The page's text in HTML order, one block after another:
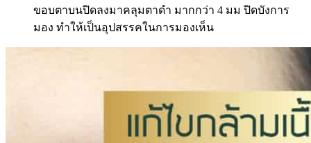
ขอบตาบนปิดลงมาคลุมตาดำ มากกว่า 4 มม ปิดบังการ
มอง ทำให้เป็นอุปสรรคในการมองเห็น